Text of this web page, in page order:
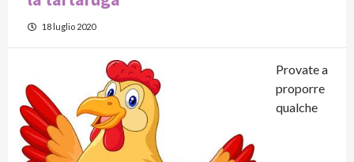
18 luglio 2020
Provate a
proporre
qualche